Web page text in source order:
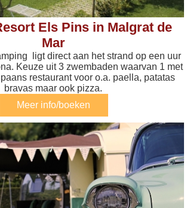
Els Pins in Malgrat de
Mar
ligt direct aan het strand op een uur
Keuze uit 3 zwembaden waarvan 1 met
restaurant voor o.a. paella, patatas
bravas maar ook pizza.
Meer info/boeken